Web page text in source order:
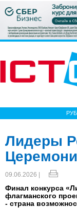
Лидеры
09.06.2026 |
Финал конкурса
флагманского
- страна